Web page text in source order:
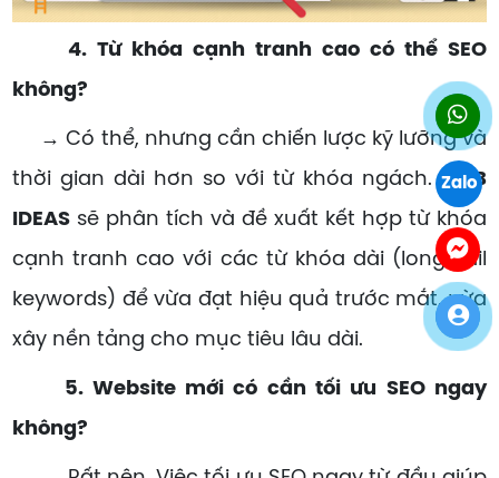
4. Từ khóa cạnh tranh cao có thể SEO
không?
→ Có thể, nhưng cần chiến lược kỹ lưỡng và
thời gian dài hơn so với từ khóa ngách.WEB
IDEAS sẽ phân tích và đề xuất kết hợp từ khóa
cạnh tranh cao với các từ khóa dài (long-tail
keywords) để vừa đạt hiệu quả trước mắt, vừa
xây nền tảng cho mục tiêu lâu dài.
5. Website mới có cần tối ưu SEO ngay
không?
Zalo